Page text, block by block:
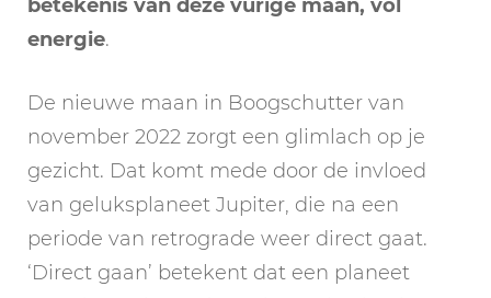
betekenis van deze vurige maan, vól
energie.
De nieuwe maan in Boogschutter van
november 2022 zorgt een glimlach op je
gezicht. Dat komt mede door de invloed
van geluksplaneet Jupiter, die na een
periode van retrograde weer direct gaat.
‘Direct gaan’ betekent dat een planeet